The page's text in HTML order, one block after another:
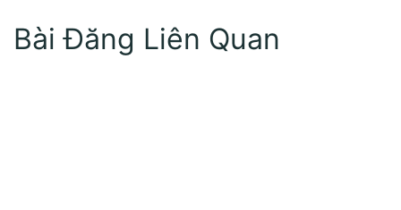
Bài Đăng Liên Quan